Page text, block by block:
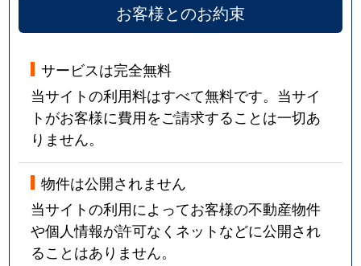
お客様とのお約束
サービスは完全無料
当サイトの利用料はすべて無料です。当サイ
トがお客様に費用をご請求することは一切あ
りません。
物件は公開されません
当サイトの利用によってお客様の不動産物件
や個人情報が許可なくネットなどに公開され
ることはありません。